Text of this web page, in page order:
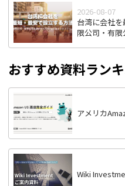
2026-08-07
台湾に会社
限公司・有
おすすめ資料ラン
アメリカ
Wiki